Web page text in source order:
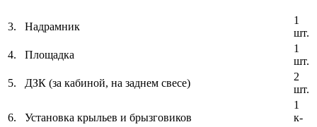
3. Надрамник
1
шт.
4.
Площадка
1
шт.
5.
ДЗК (за кабиной, на заднем свесе)
2
шт.
6. Установка крыльев и брызговиков
1
к-